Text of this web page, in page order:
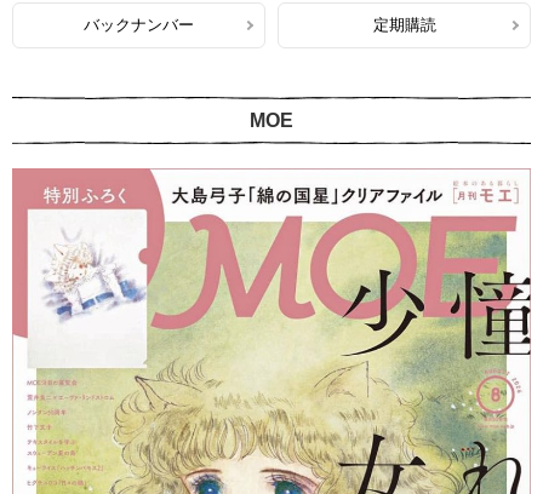
バックナンバー 定期購読
MOE